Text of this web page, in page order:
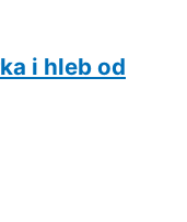
i hleb od